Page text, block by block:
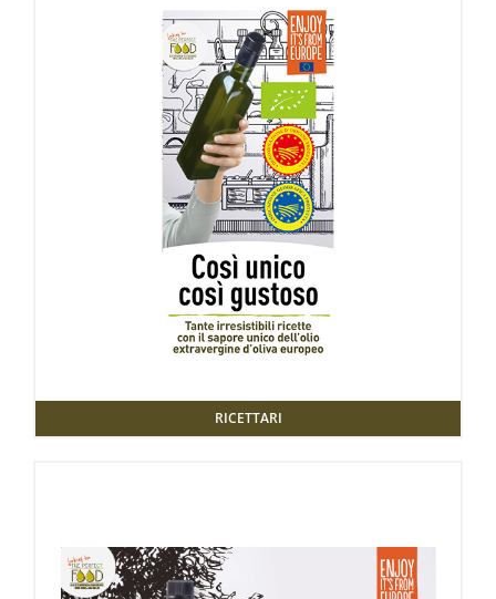
RICETTARI